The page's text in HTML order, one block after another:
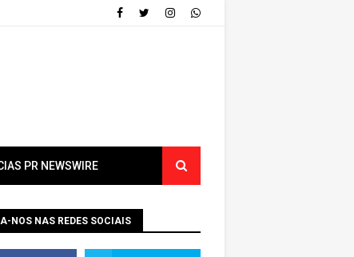
PR NEWSWIRE
NOS NAS REDES SOCIAIS